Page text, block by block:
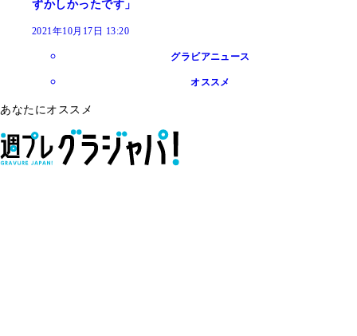
ずかしかったです」
2021年10月17日 13:20
グラビアニュース
オススメ
あなたにオススメ